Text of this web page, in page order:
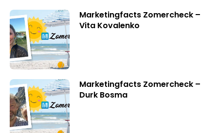
Marketingfacts Zomercheck –
Vita Kovalenko
Marketingfacts Zomercheck –
Durk Bosma